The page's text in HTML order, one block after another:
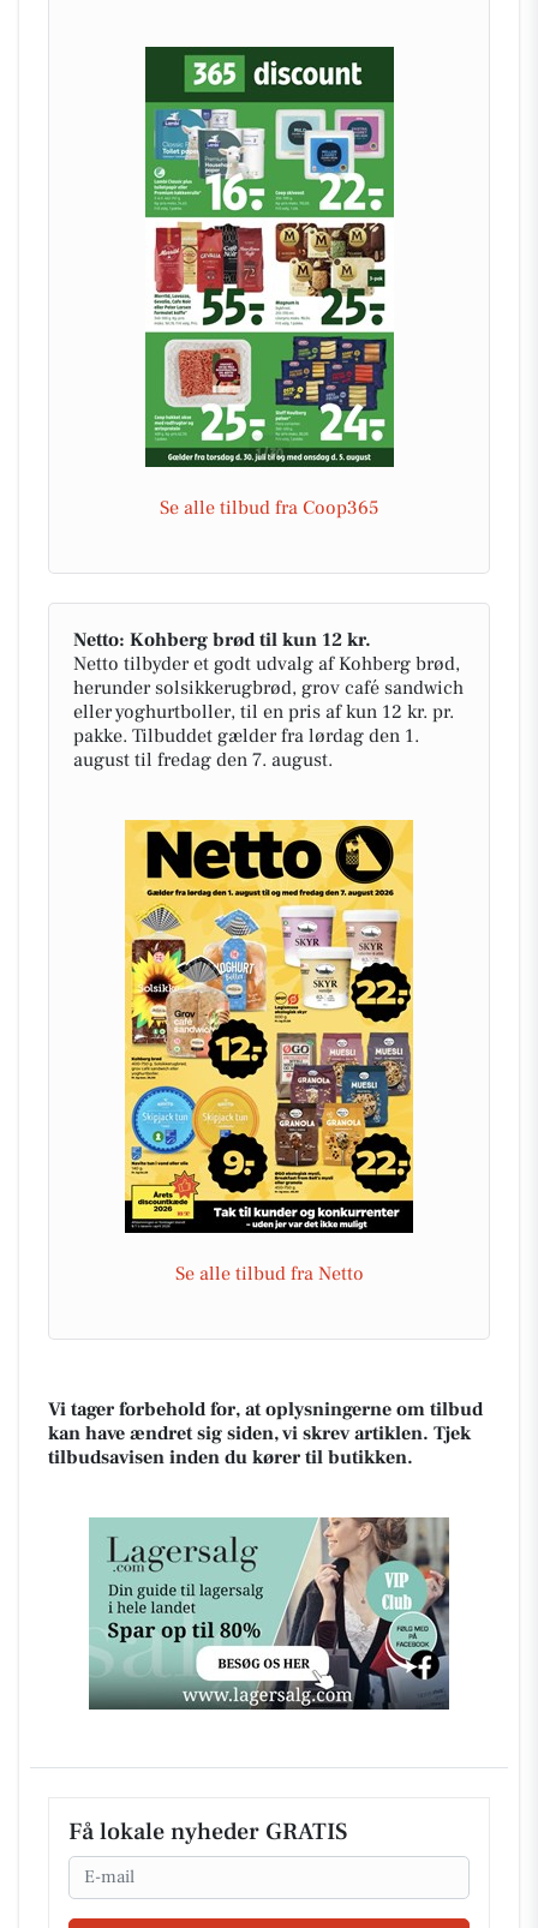
Se alle tilbud fra Coop365
Netto: Kohberg brød til kun 12 kr.
Netto tilbyder et godt udvalg af Kohberg brød,
herunder solsikkerugbrød, grov café sandwich
eller yoghurtboller, til en pris af kun 12 kr. pr.
pakke. Tilbuddet gælder fra lørdag den 1.
august til fredag den 7. august.
Se alle tilbud fra Netto
Vi tager forbehold for, at oplysningerne om tilbud
kan have ændret sig siden, vi skrev artiklen. Tjek
tilbudsavisen inden du kører til butikken.
Få lokale nyheder GRATIS
Email